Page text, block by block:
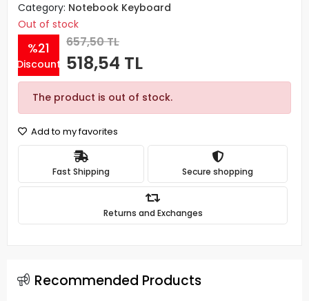
Category: Notebook Keyboard
Out of stock
%21
Discount
657,50 TL
518,54 TL
The product is out of stock.
Add to my favorites
Fast Shipping Secure shopping
Returns and Exchanges
Recommended Products